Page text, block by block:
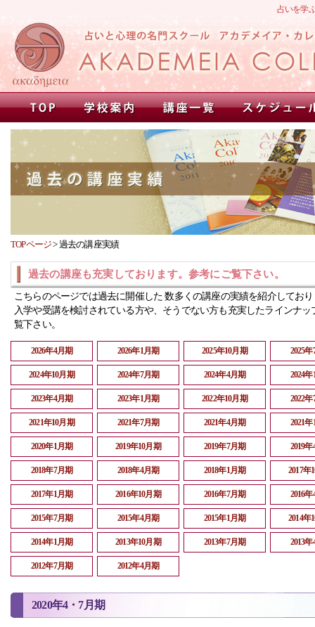
占いを学
TOPページ>過去の講座実績
過去の講座も充実しております。参考にご覧下さい。
こちらのページでは過去に開催した 数多くの講座の実績を紹介してお
入学や受講を検討されている方や、そうでない方も充実したラインナッ
覧下さい。
2026年4月期 2026年1月期 2025年10月期 2025
2024年10月期 2024年7月期 2024年4月期 2024
2023年4月期 2023年1月期 2022年10月期 2022
2021年10月期 2021年7月期 2021年4月期 2021
2020年1月期 2019年10月期 2019年7月期 2019
2018年7月期 2018年4月期 2018年1月期 2017年
2017年1月期 2016年10月期 2016年7月期 2016
2015年7月期 2015年4月期 2015年1月期 2014年
2014年1月期 2013年10月期 2013年7月期 2013
2012年7月期 2012年4月期
2020年4・7月期